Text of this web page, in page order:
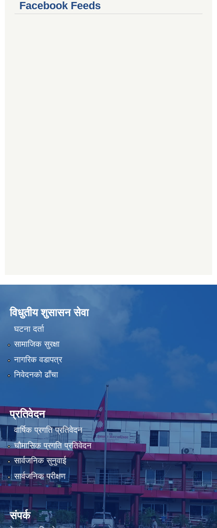
Facebook Feeds
विधुतीय शुसासन सेवा
घटना दर्ता
सामाजिक सुरक्षा
नागरिक वडापत्र
निवेदनको ढाँचा
प्रतिवेदन
वार्षिक प्रगति प्रतिवेदन
चौमासिक प्रगति प्रतिवेदन
सार्वजनिक सुनुवाई
सार्वजनिक परीक्षण
संपर्क